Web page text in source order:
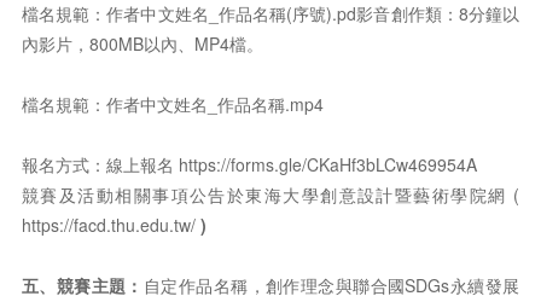
檔名規範：作者中文姓名_作品名稱(序號).pd影音創作類：8分鐘以
內影片，800MB以內、MP4檔。
檔名規範：作者中文姓名_作品名稱.mp4
報名方式：線上報名 https://forms.gle/CKaHf3bLCw469954A
競賽及活動相關事項公告於東海大學創意設計暨藝術學院網 (
https://facd.thu.edu.tw/ )
五、競賽主題： 自定作品名稱，創作理念與聯合國SDGs永續發展